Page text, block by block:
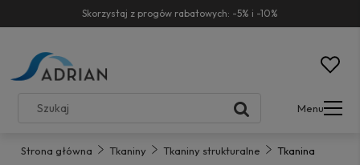
Skorzystaj z progów rabatowych: -5% i -10%
Menu
Strona główna Tkaniny Tkaniny strukturalne
Tkanina